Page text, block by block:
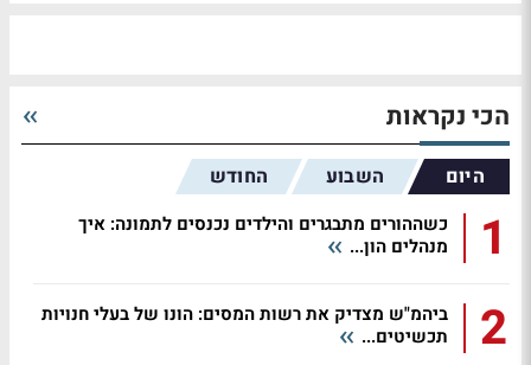
הכי נקראות
היום השבוע החודש
1
כשההורים מתבגרים והילדים נכנסים לתמונה: איך
מנהלים הון...
2
ביהמ"ש מצדיק את רשות המסים: הונו של בעלי חנויות
תכשיטים...